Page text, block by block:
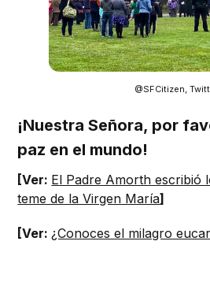
@SFCitizen,
¡Nuestra Señora, por
paz en el mundo!
[Ver: El Padre Amorth escribió
teme de la Virgen María]
[Ver: ¿Conoces el milagro